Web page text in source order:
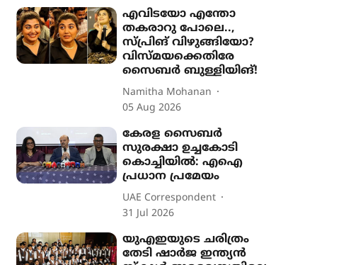
എവിടയോ എന്തോ
തകരാറു പോലെ..,
സ്പ്രിങ് വിഴുങ്ങിയോ‍?
വിസ്മയക്കെതിരേ
സൈബർ ബുള്ളിയിങ്!
Namitha Mohanan
05 Aug 2026
കേരള സൈബർ
സുരക്ഷാ ഉച്ചകോടി
കൊച്ചിയിൽ: എഐ
പ്രധാന പ്രമേയം
UAE Correspondent
31 Jul 2026
യുഎഇയുടെ ചരിത്രം
തേടി ഷാർജ ഇന്ത്യൻ